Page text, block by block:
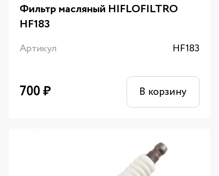
Фильтр масляный HIFLOFILTRO
HF183
Артикул HF183
700₽ В корзину